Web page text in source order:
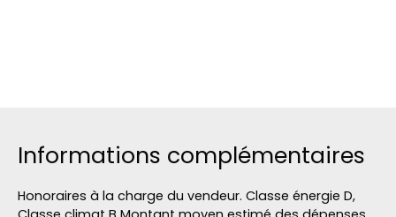
Informations complémentaires
Honoraires à la charge du vendeur. Classe énergie D,